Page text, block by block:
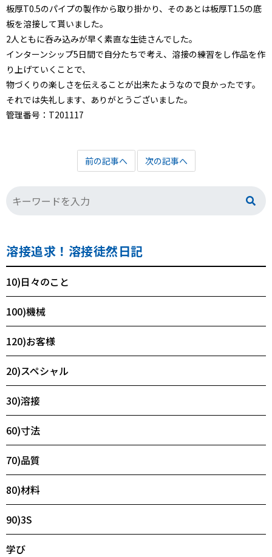
板厚T0.5のパイプの製作から取り掛かり、そのあとは板厚T1.5の底
板を溶接して貰いました。
2人ともに呑み込みが早く素直な生徒さんでした。
インターンシップ5日間で自分たちで考え、溶接の練習をし作品を作
り上げていくことで、
物づくりの楽しさを伝えることが出来たようなので良かったです。
それでは失礼します、ありがとうございました。
管理番号：T201117
前の記事へ 次の記事へ
溶接追求！溶接徒然日記
10)日々のこと
100)機械
120)お客様
20)スペシャル
30)溶接
60)寸法
70)品質
80)材料
90)3S
学び